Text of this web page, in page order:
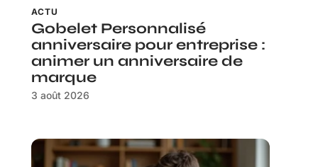
ACTU
Gobelet Personnalisé
anniversaire pour entreprise :
animer un anniversaire de
marque
3 août 2026